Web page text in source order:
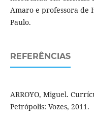
Amaro e professora de
Paulo.
REFERÊNCIAS
ARROYO, Miguel.
Petrópolis: Vozes, 2011.